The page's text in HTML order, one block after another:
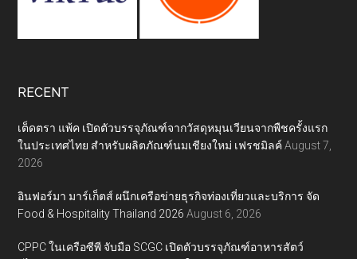
RECENT
เต็ดตรา แพ้ค เปิดตัวบรรจุภัณฑ์จากวัสดุหมุนเวียนจากพืชครั้งแรก
ในประเทศไทย สำหรับผลิตภัณฑ์นมเชียงใหม่ เฟรชมิลค์ August 7,
2026
อินฟอร์มา มาร์เก็ตส์ ผนึกเครือข่ายธุรกิจท่องเที่ยวและบริการ จัด
Food & Hospitality Thailand 2026 August 6, 2026
CPPC ในเครือซีพี จับมือ SCGC เปิดตัวบรรจุภัณฑ์อาหารสัตว์